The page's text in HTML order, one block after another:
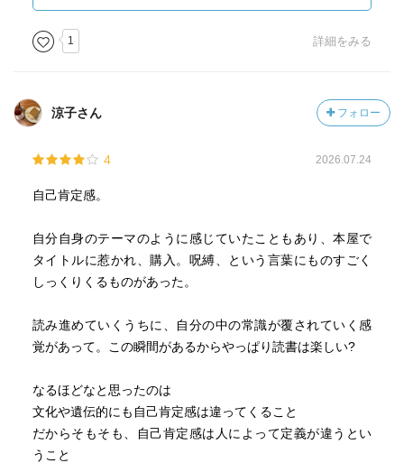
1 詳細をみる
涼子さん フォロー
4 2026.07.24
自己肯定感。
自分自身のテーマのように感じていたこともあり、本屋で
タイトルに惹かれ、購入。呪縛、という言葉にものすごく
しっくりくるものがあった。
読み進めていくうちに、自分の中の常識が覆されていく感
覚があって。この瞬間があるからやっぱり読書は楽しい?
なるほどなと思ったのは
文化や遺伝的にも自己肯定感は違ってくること
だからそもそも、自己肯定感は人によって定義が違うとい
うこと